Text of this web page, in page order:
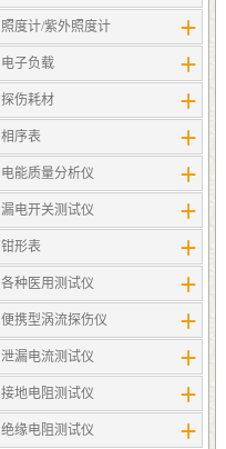
照度计/紫外照度计
电子负载
探伤耗材
相序表
电能质量分析仪
漏电开关测试仪
钳形表
各种医用测试仪
便携型涡流探伤仪
泄漏电流测试仪
接地电阻测试仪
绝缘电阻测试仪